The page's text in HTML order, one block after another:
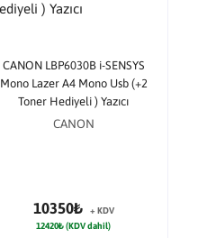
CANON LBP6030B i-SENSYS
Mono Lazer A4 Mono Usb (+2
Toner Hediyeli ) Yazıcı
CANON
10350₺
+ KDV
12420₺ (KDV dahil)